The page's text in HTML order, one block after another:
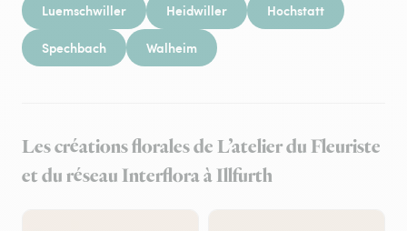
Luemschwiller Heidwiller Hochstatt
Spechbach Walheim
Les créations florales de L’atelier du Fleuriste
et du réseau Interflora à Illfurth